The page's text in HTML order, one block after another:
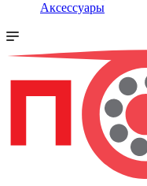
Аксессуары